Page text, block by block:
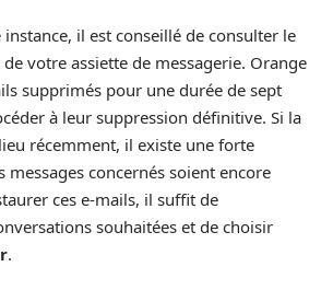
il est conseillé de consulter le
de votre assiette de messagerie. Orange
supprimés pour une durée de sept
à leur suppression définitive. Si la
récemment, il existe une forte
messages concernés soient encore
ces e-mails, il suffit de
souhaitées et de choisir
.